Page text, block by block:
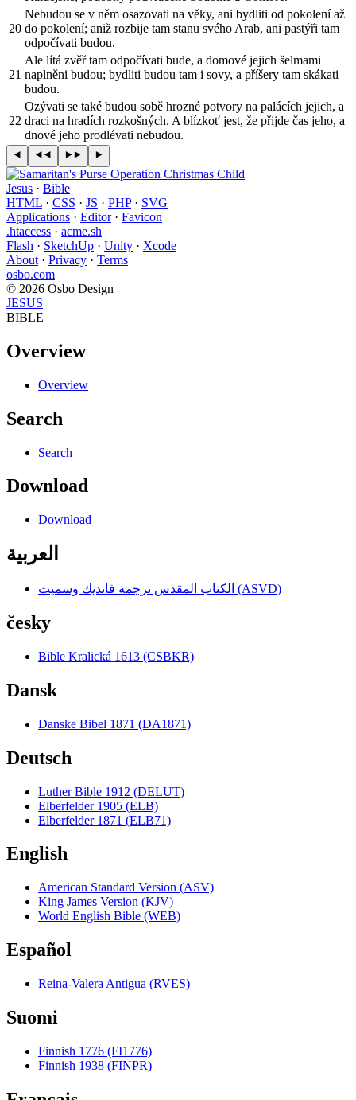
20
Nebudou se v něm osazovati na věky, ani bydliti od pokolení až
do pokolení; aniž rozbije tam stanu svého Arab, ani pastýři tam
odpočívati budou.
21
Ale lítá zvěř tam odpočívati bude, a domové jejich šelmami
naplněni budou; bydliti budou tam i sovy, a příšery tam skákati
budou.
22
Ozývati se také budou sobě hrozné potvory na palácích jejich, a
draci na hradích rozkošných. A blízkoť jest, že přijde čas jeho, a
dnové jeho prodlévati nebudou.
Jesus · Bible
HTML · CSS · JS · PHP· SVG
Applications · Editor· Favicon
.htaccess · acme.sh
Flash · SketchUp · Unity · Xcode
About · Privacy · Terms
osbo.com
© 2026 Osbo Design
JESUS
BIBLE
Overview
Overview
Search
Search
Download
Download
العربية
الكتاب المقدس ترجمة فانديك وسميث (ASVD)
česky
Bible Kralická 1613 (CSBKR)
Dansk
Danske Bibel 1871 (DA1871)
Deutsch
Luther Bible 1912 (DELUT)
Elberfelder 1905 (ELB)
Elberfelder 1871 (ELB71)
English
American Standard Version (ASV)
King James Version (KJV)
World English Bible (WEB)
Español
Reina-Valera Antigua (RVES)
Suomi
Finnish 1776 (FI1776)
Finnish 1938 (FINPR)